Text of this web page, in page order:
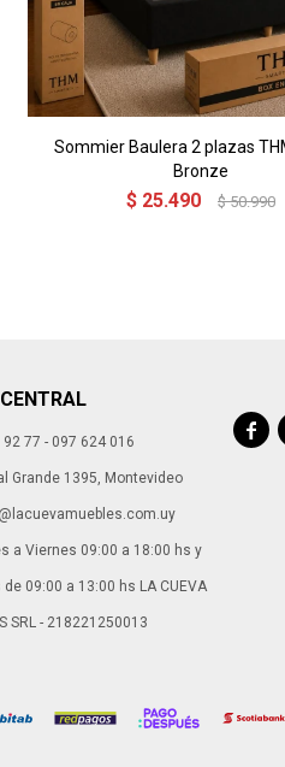
Sommier Baulera 2 plazas
Bronze
$ 25.490 $ 50.990
92 77 - 097 624 016
Grande 1395, Montevideo
a Viernes 09:00 a 18:00 hs y
de 09:00 a 13:00 hs LA CUEVA
SRL - 218221250013
